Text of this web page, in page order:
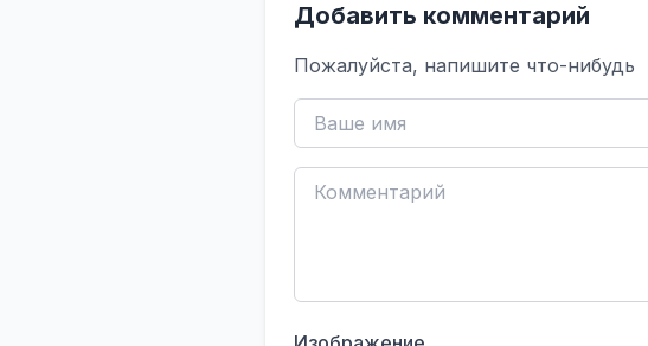
Добавить комментарий
Пожалуйста, напишите что-нибудь